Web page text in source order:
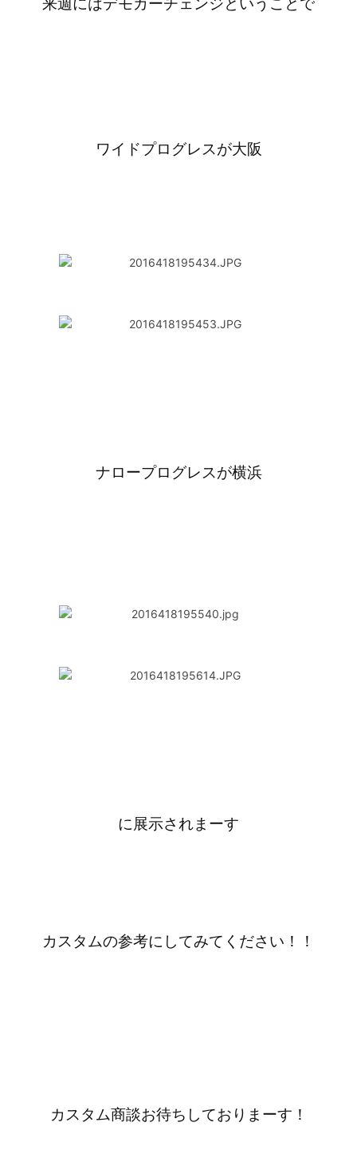
ワイドプログレスが大阪
ナロープログレスが横浜
に展示されまーす
カスタムの参考にしてみてください！！
カスタム商談お待ちしておりまーす！